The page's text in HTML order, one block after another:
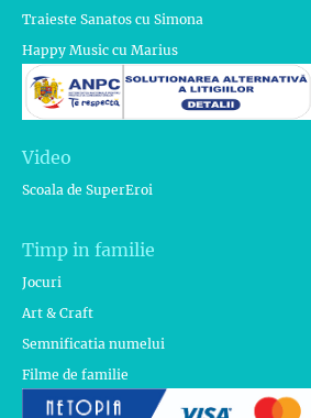
Traieste Sanatos cu Simona
Happy Music cu Marius
Video
Scoala de SuperEroi
Timp in familie
Jocuri
Art & Craft
Semnificatia numelui
Filme de familie